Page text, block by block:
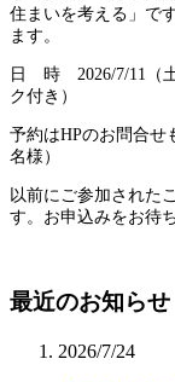
住まいを考える」で
ます。
日 時 2026/7/11（
ク付き）
予約はHPのお問合せ
名様）
以前にご参加された
す。お申込みをお待
最近のお知らせ
2026/7/24